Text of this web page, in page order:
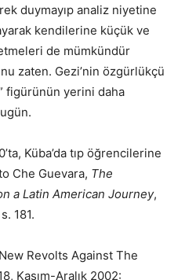
duymayıp analiz niyetine
kendilerine küçük ve
de mümkündür
zaten. Gezi’nin özgürlükçü
figürünün yerini daha
Küba’da tıp öğrencilerine
Che Guevara, The
a Latin American Journey,
181.
Revolts Against The
Kasım-Aralık 2002: